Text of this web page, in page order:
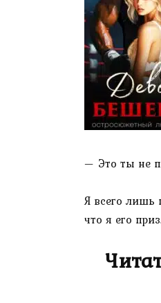
— Это ты не
Я всего лишь
что я его